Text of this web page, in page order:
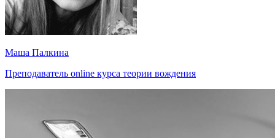
Маша Палкина
Преподаватель online курса теории вождения